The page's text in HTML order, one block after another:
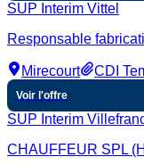
SUP Interim Vittel
Responsable
Mirecourt CDI
Voir l'offre
SUP Interim
CHAUFFEUR SPL